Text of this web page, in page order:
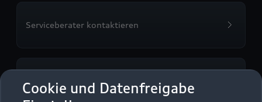
Cookie und Datenfreigabe
Serviceberater kontaktieren
Servicetermin vereinbaren